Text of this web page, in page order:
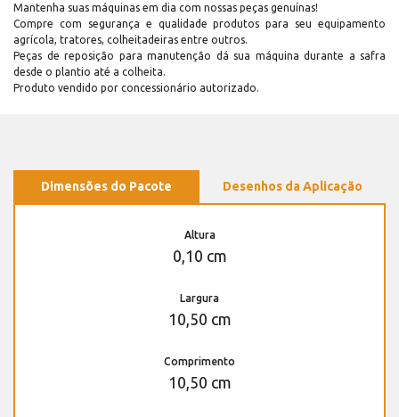
Mantenha suas máquinas em dia com nossas peças genuínas!
Compre com segurança e qualidade produtos para seu equipamento
agrícola, tratores, colheitadeiras entre outros.
Peças de reposição para manutenção dá sua máquina durante a safra
desde o plantio até a colheita.
Produto vendido por concessionário autorizado.
Dimensões do Pacote Desenhos da Aplicação
Altura
0,10 cm
Largura
10,50 cm
Comprimento
10,50 cm